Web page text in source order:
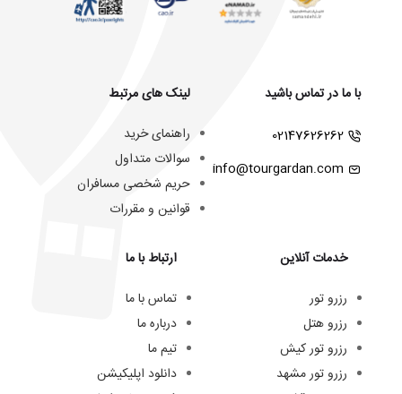
با ما در تماس باشید
02147626262
info@tourgardan.com
خدمات آنلاین
رزرو تور
رزرو هتل
رزرو تور کیش
رزرو تور مشهد
لینک های مرتبط
راهنمای خرید
سوالات متداول
حریم شخصی مسافران
قوانین و مقررات
ارتباط با ما
تماس با ما
درباره ما
تیم ما
دانلود اپلیکیشن